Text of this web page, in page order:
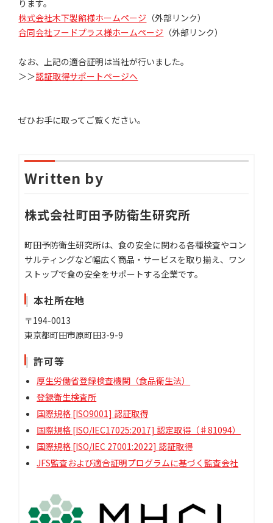
ります。
株式会社木下製餡様ホームページ （外部リンク）
合同会社フードプラス様ホームページ （外部リンク）
なお、上記の適合証明は当社が行いました。
＞＞認証取得サポートページへ
ぜひお手に取ってご覧ください。
Written by
株式会社町田予防衛生研究所
町田予防衛生研究所は、食の安全に関わる各種検査やコン
サルティングなど幅広く商品・サービスを取り揃え、ワン
ストップで食の安全をサポートする企業です。
本社所在地
〒194-0013
東京都町田市原町田3-9-9
許可等
厚生労働省登録検査機関（食品衛生法）
登録衛生検査所
国際規格 [ISO9001] 認証取得
国際規格 [ISO/IEC17025:2017] 認定取得（♯81094）
国際規格 [ISO/IEC 27001:2022] 認証取得
JFS監査および適合証明プログラムに基づく監査会社